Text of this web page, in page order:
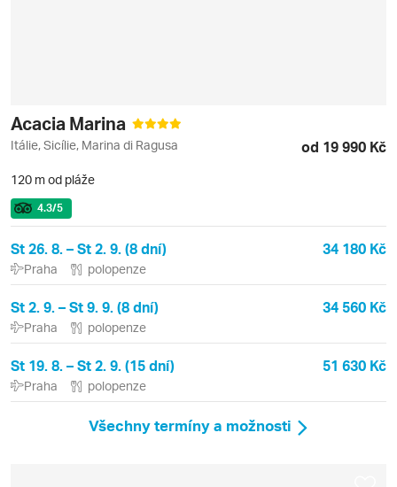
Acacia Marina
Itálie, Sicílie, Marina di Ragusa od 19 990 Kč
120 m od pláže
4.3/5
St 26. 8. – St 2. 9. (8 dní) 34 180 Kč
Praha polopenze
St 2. 9. – St 9. 9. (8 dní) 34 560 Kč
Praha polopenze
St 19. 8. – St 2. 9. (15 dní) 51 630 Kč
Praha polopenze
Všechny termíny a možnosti